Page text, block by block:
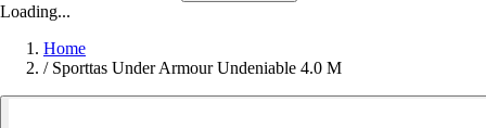
Loading...
Home
/ Sporttas Under Armour Undeniable 4.0 M